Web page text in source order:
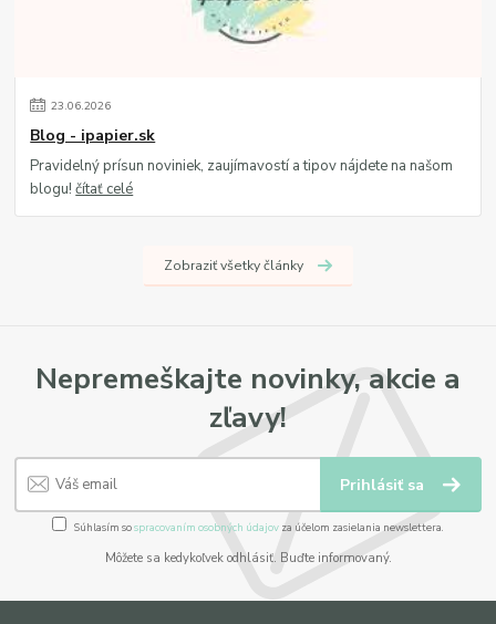
23.06.2026
Blog - ipapier.sk
Pravidelný prísun noviniek, zaujímavostí a tipov nájdete na našom
blogu!čítať celé
Zobraziť všetky články
Nepremeškajte novinky, akcie a
zľavy!
Prihlásiť sa
Súhlasím sospracovaním osobných údajov za účelom zasielania newslettera.
Môžete sa kedykoľvek odhlásiť. Buďte informovaný.